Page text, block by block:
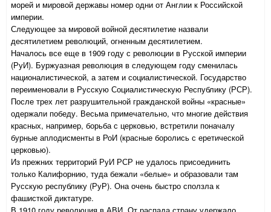
морей и мировой державы номер одни от Англии к Российской
империи.
Следующее за мировой войной десятилетие назвали
десятилетием революций, огненным десятилетием.
Началось все еще в 1909 году с революции в Русской империи
(РуИ). Буржуазная революция в следующем году сменилась
националистической, а затем и социалистической. Государство
переименовали в Русскую Социалистическую Республику (РСР).
После трех лет разрушительной гражданской войны «красные»
одержали победу. Весьма примечательно, что многие действия
красных, например, борьба с церковью, встретили поначалу
бурные аплодисменты в РоИ (красные боролись с еретической
церковью).
Из прежних территорий РуИ РСР не удалось присоединить
только Калифорнию, туда бежали «белые» и образовали там
Русскую республику (РуР). Она очень быстро сползла к
фашисткой диктатуре.
В 1910 году революция в АВИ. От распада страну удержало